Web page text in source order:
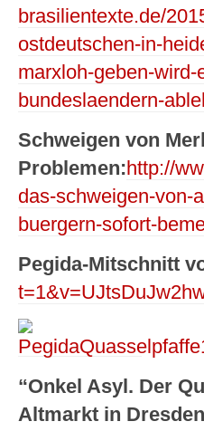
brasilientexte.de/
ostdeutschen-in-
marxloh-geben-
bundeslaendern-
Schweigen von
Problemen:http://
das-schweigen-von-
buergern-sofort-
Pegida-Mitschnitt
“Onkel Asyl. Der
Altmarkt in